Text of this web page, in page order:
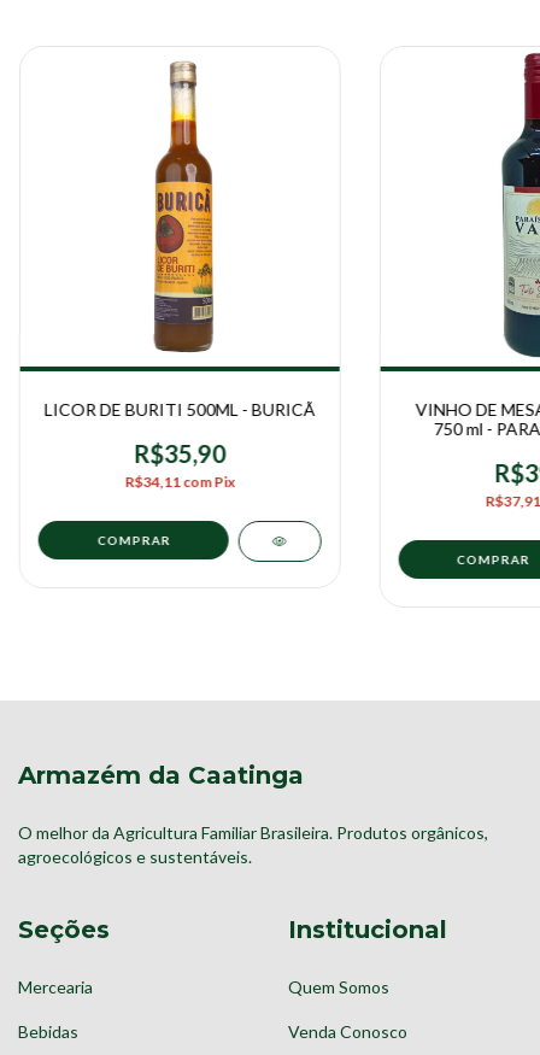
LICOR DE BURITI 500ML - BURICÃ
R$35,90
R$34,11 comPix
VINHO DE
750 ml -
Armazém da Caatinga
O melhor da Agricultura Familiar Brasileira. Produtos orgânicos,
agroecológicos e sustentáveis.
Seções
Mercearia
Bebidas
Institucional
Quem Somos
Venda Conosco